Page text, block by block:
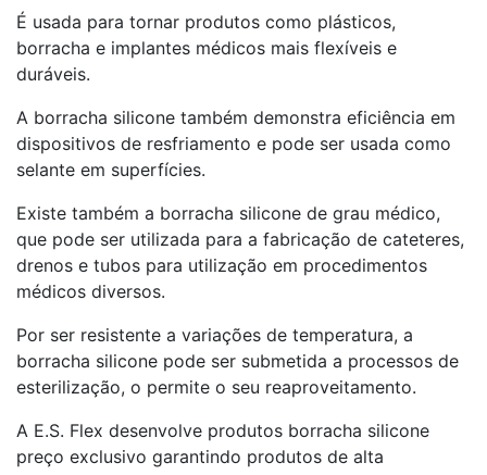
É usada para tornar produtos como plásticos,
borracha e implantes médicos mais flexíveis e
duráveis.
A borracha silicone também demonstra eficiência em
dispositivos de resfriamento e pode ser usada como
selante em superfícies.
Existe também a borracha silicone de grau médico,
que pode ser utilizada para a fabricação de cateteres,
drenos e tubos para utilização em procedimentos
médicos diversos.
Por ser resistente a variações de temperatura, a
borracha silicone pode ser submetida a processos de
esterilização, o permite o seu reaproveitamento.
A E.S. Flex desenvolve produtos borracha silicone
preço exclusivo garantindo produtos de alta